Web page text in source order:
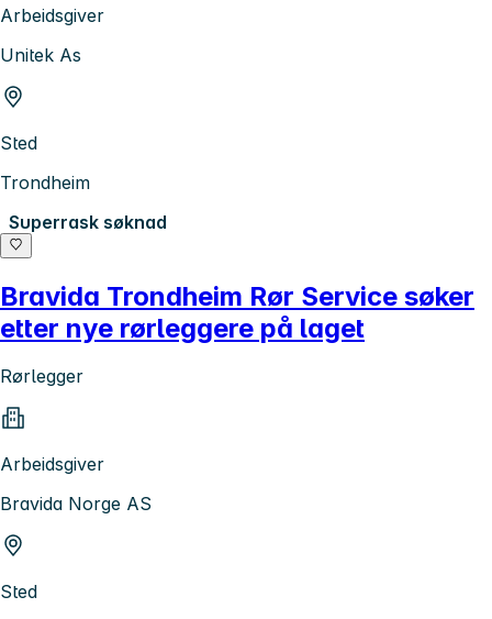
Arbeidsgiver
Unitek As
Sted
Trondheim
Superrask søknad
Bravida Trondheim Rør Service søker
etter nye rørleggere på laget
Rørlegger
Arbeidsgiver
Bravida Norge AS
Sted